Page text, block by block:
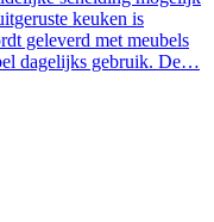
keuken is
geleverd met meubels
dagelijks gebruik. De…